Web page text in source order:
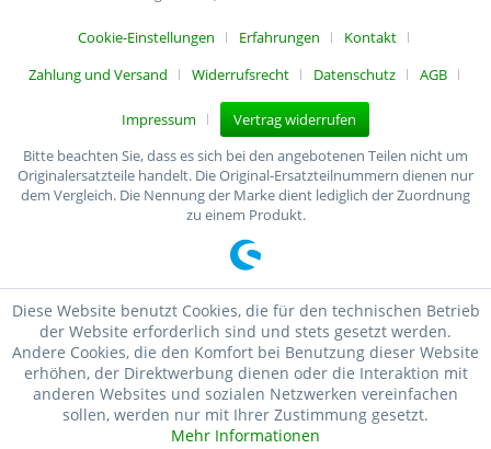
Cookie-Einstellungen Erfahrungen
Kontakt
Zahlung und Versand
Widerrufsrecht Datenschutz AGB
Impressum
Vertrag widerrufen
Bitte beachten Sie, dass es sich bei den angebotenen Teilen nicht um
Originalersatzteile handelt. Die Original-Ersatzteilnummern dienen nur
dem Vergleich. Die Nennung der Marke dient lediglich der Zuordnung
zu einem Produkt.
Diese Website benutzt Cookies, die für den technischen Betrieb
der Website erforderlich sind und stets gesetzt werden.
Andere Cookies, die den Komfort bei Benutzung dieser Website
erhöhen, der Direktwerbung dienen oder die Interaktion mit
anderen Websites und sozialen Netzwerken vereinfachen
sollen, werden nur mit Ihrer Zustimmung gesetzt.
Mehr Informationen